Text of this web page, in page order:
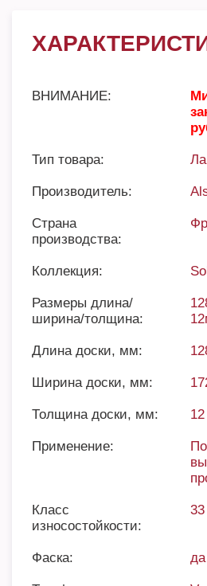
ВНИМАНИЕ:
Тип товара:
Производитель:
Страна
производства:
Коллекция:
Размеры длина/
ширина/толщина:
Длина доски, мм:
Ширина доски, мм:
Толщина доски, мм: 12
Применение:
Класс
износостойкости:
33
Фаска: да